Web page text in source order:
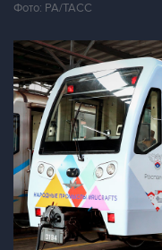
Фото: PA/ТАСС